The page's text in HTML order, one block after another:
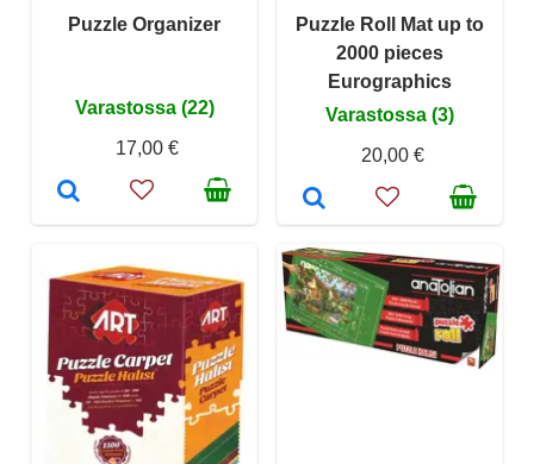
Puzzle Organizer
Varastossa (22)
17,00 €
Puzzle Roll Mat up to
2000 pieces
Eurographics
Varastossa (3)
20,00 €